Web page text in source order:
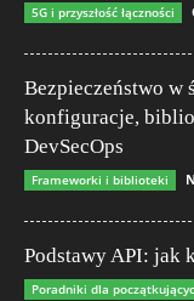
5G i przyszłość łączności
Bezpieczeństwo w
konfiguracje,
DevSecOps
Frameworki i biblioteki
Podstawy API: jak
Poradniki dla